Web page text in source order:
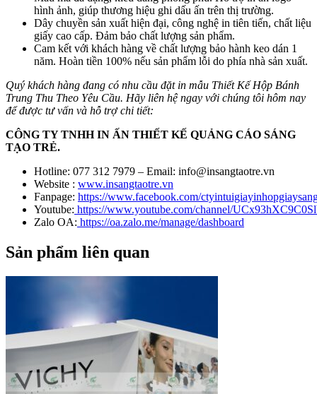
hình ảnh, giúp thương hiệu ghi dấu ấn trên thị trường.
Dây chuyền sản xuất hiện đại, công nghệ in tiên tiến, chất liệu
giấy cao cấp. Đảm bảo chất lượng sản phẩm.
Cam kết với khách hàng về chất lượng bảo hành keo dán 1
năm. Hoàn tiền 100% nếu sản phẩm lỗi do phía nhà sản xuất.
Quý khách hàng đang có nhu cầu đặt in mẫu Thiết Kế Hộp Bánh
Trung Thu Theo Yêu Cầu. Hãy liên hệ ngay với chúng tôi hôm nay
để được tư vấn và hỗ trợ chi tiết:
CÔNG TY TNHH IN ẤN THIẾT KẾ QUẢNG CÁO SÁNG
TẠO TRẺ.
Hotline: 077 312 7979 – Email: info@insangtaotre.vn
Website : www.insangtaotre.vn
Fanpage: https://www.facebook.com/
Youtube: https://www.youtube.com/channel/
Zalo OA: https://oa.zalo.me/manage/dashboard
Sản phẩm liên quan